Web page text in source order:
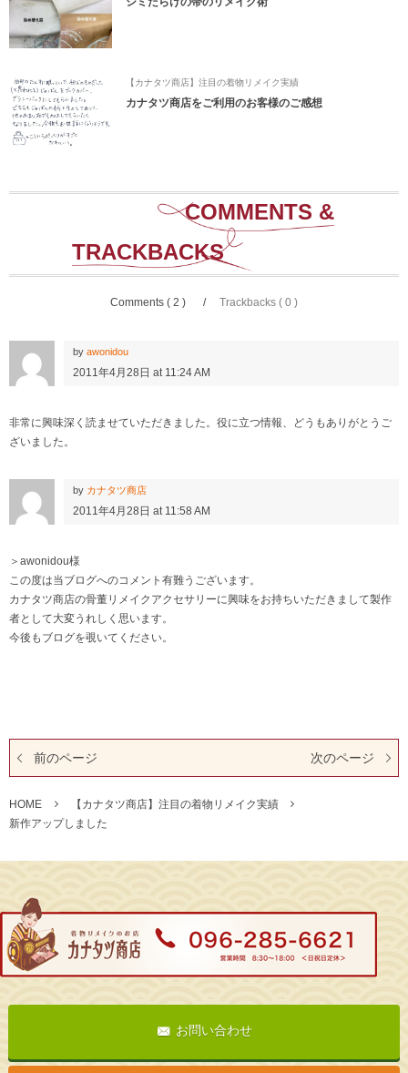
【カナタツ商店】注目の着物リメイク実績
カナタツ商店をご利用のお客様のご感想
COMMENTS &
TRACKBACKS
Comments ( 2 ) Trackbacks ( 0 )
by awonidou
2011年4月28日 at 11:24 AM
非常に興味深く読ませていただきました。役に立つ情報、どうもありがとうご
ざいました。
by カナタツ商店
2011年4月28日 at 11:58 AM
＞awonidou様
この度は当ブログへのコメント有難うございます。
カナタツ商店の骨董リメイクアクセサリーに興味をお持ちいただきまして製作
者として大変うれしく思います。
今後もブログを覗いてください。
前のページ 次のページ
HOME
【カナタツ商店】注目の着物リメイク実績
新作アップしました
お問い合わせ